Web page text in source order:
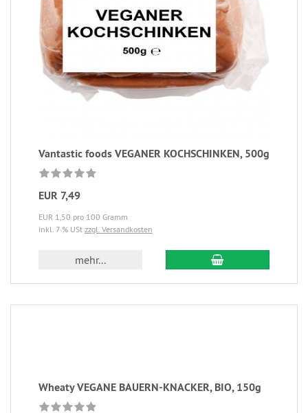
Vantastic foods VEGANER KOCHSCHINKEN, 500g
EUR 7,49
EUR 1,50 pro 100 Gramm
inkl. 7 % USt zzgl. Versandkosten
mehr...
Wheaty VEGANE BAUERN-KNACKER, BIO, 150g